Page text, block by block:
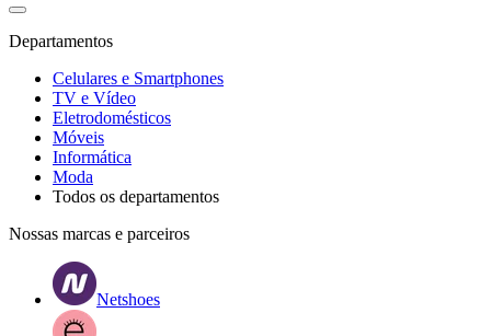
Departamentos
Celulares e Smartphones
TV e Vídeo
Eletrodomésticos
Móveis
Informática
Moda
Todos os departamentos
Nossas marcas e parceiros
Netshoes